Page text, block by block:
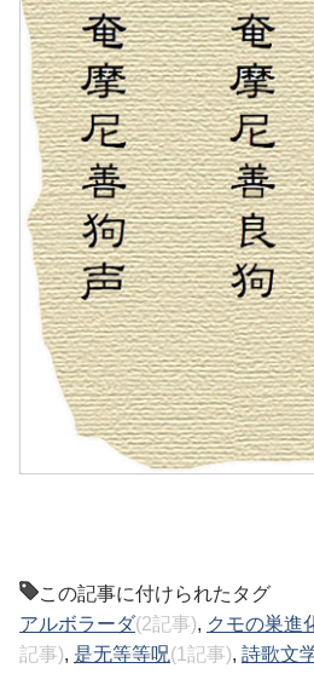
この記事に付けられたタグ
アルボラーダ(2記事), クモの巣進
記事), 是无等等呪(1記事), 詩歌文